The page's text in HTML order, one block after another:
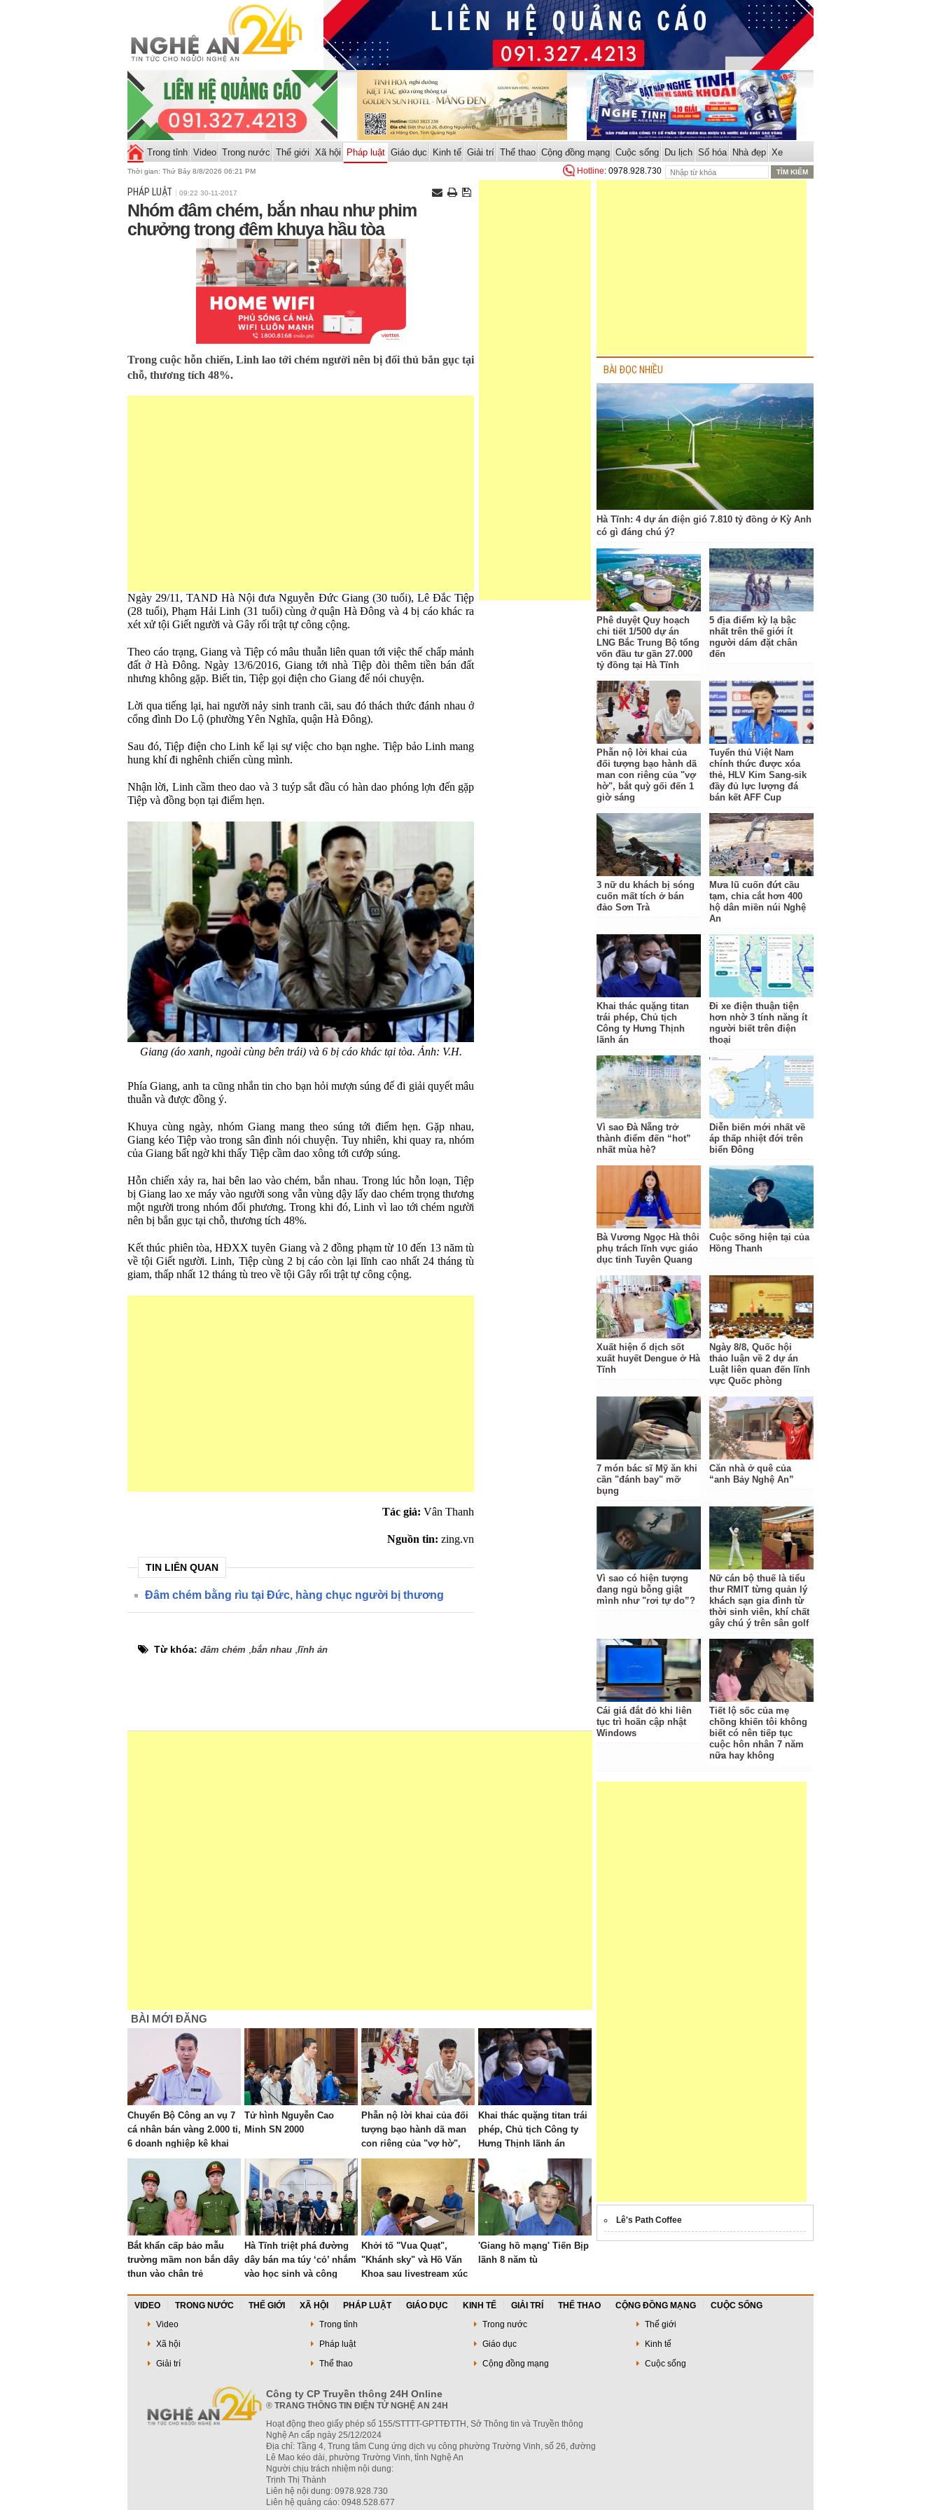
Trong tỉnh Video Trong nước Thế giới Xã hội Pháp luật Giáo dục Kinh tế Giải trí Thể thao Cộng đồng mạng Cuộc sống Du lịch Số hóa Nhà đẹp Xe
Thời gian: Thứ Bảy 8/8/2026 06:21 PM Hotline: 0978.928.730
PHÁP LUẬT 09:22 30-11-2017
Nhóm đâm chém, bắn nhau như phim
chưởng trong đêm khuya hầu tòa
Trong cuộc hỗn chiến, Linh lao tới chém người nên bị đối thủ bắn gục tại
chỗ, thương tích 48%.
Ngày 29/11, TAND Hà Nội đưa Nguyễn Đức Giang (30 tuổi), Lê Đắc Tiệp
(28 tuổi), Phạm Hải Linh (31 tuổi) cùng ở quận Hà Đông và 4 bị cáo khác ra
xét xử tội Giết người và Gây rối trật tự công cộng.
Theo cáo trạng, Giang và Tiệp có mâu thuẫn liên quan tới việc thế chấp mảnh
đất ở Hà Đông. Ngày 13/6/2016, Giang tới nhà Tiệp đòi thêm tiền bán đất
nhưng không gặp. Biết tin, Tiệp gọi điện cho Giang để nói chuyện.
Lời qua tiếng lại, hai người nảy sinh tranh cãi, sau đó thách thức đánh nhau ở
cổng đình Do Lộ (phường Yên Nghĩa, quận Hà Đông).
Sau đó, Tiệp điện cho Linh kể lại sự việc cho bạn nghe. Tiệp bảo Linh mang
hung khí đi nghênh chiến cùng mình.
Nhận lời, Linh cầm theo dao và 3 tuýp sắt đầu có hàn dao phóng lợn đến gặp
Tiệp và đồng bọn tại điểm hẹn.
Giang (áo xanh, ngoài cùng bên trái) và 6 bị cáo khác tại tòa. Ảnh: V.H.
Phía Giang, anh ta cũng nhắn tin cho bạn hỏi mượn súng để đi giải quyết mâu
thuẫn và được đồng ý.
Khuya cùng ngày, nhóm Giang mang theo súng tới điểm hẹn. Gặp nhau,
Giang kéo Tiệp vào trong sân đình nói chuyện. Tuy nhiên, khi quay ra, nhóm
của Giang bất ngờ khi thấy Tiệp cầm dao xông tới cướp súng.
Hỗn chiến xảy ra, hai bên lao vào chém, bắn nhau. Trong lúc hỗn loạn, Tiệp
bị Giang lao xe máy vào người song vẫn vùng dậy lấy dao chém trọng thương
một người trong nhóm đối phương. Trong khi đó, Linh vì lao tới chém người
nên bị bắn gục tại chỗ, thương tích 48%.
Kết thúc phiên tòa, HĐXX tuyên Giang và 2 đồng phạm từ 10 đến 13 năm tù
về tội Giết người. Linh, Tiệp cùng 2 bị cáo còn lại lĩnh cao nhất 24 tháng tù
giam, thấp nhất 12 tháng tù treo về tội Gây rối trật tự công cộng.
Tác giả: Vân Thanh
Nguồn tin: zing.vn
TIN LIÊN QUAN
Đâm chém bằng rìu tại Đức, hàng chục người bị thương
Từ khóa: đâm chém bắn nhau lĩnh án
BÀI MỚI ĐĂNG
Chuyển Bộ Công an vụ 7
cá nhân bán vàng 2.000 tỉ,
6 doanh nghiệp kê khai
sai thuế
Tử hình Nguyễn Cao
Minh SN 2000
Phẫn nộ lời khai của đối
tượng bạo hành dã man
con riêng của "vợ hờ",
bắt quỳ gối đến 1 giờ
Khai thác quặng titan trái
phép, Chủ tịch Công ty
Hưng Thịnh lãnh án
Bắt khẩn cấp bảo mẫu
trường mầm non bắn dây
thun vào chân trẻ
Hà Tĩnh triệt phá đường
dây bán ma túy ‘cỏ’ nhắm
vào học sinh và công
Khởi tố "Vua Quạt",
"Khánh sky" và Hồ Văn
Khoa sau livestream xúc
'Giang hồ mạng' Tiến Bịp
lãnh 8 năm tù
BÀI ĐỌC NHIỀU
Hà Tĩnh: 4 dự án điện gió 7.810 tỷ đồng ở Kỳ Anh
có gì đáng chú ý?
Phê duyệt Quy hoạch
chi tiết 1/500 dự án
LNG Bắc Trung Bộ tổng
vốn đầu tư gần 27.000
tỷ đồng tại Hà Tĩnh
5 địa điểm kỳ lạ bậc
nhất trên thế giới ít
người dám đặt chân
đến
Phẫn nộ lời khai của
đối tượng bạo hành dã
man con riêng của "vợ
hờ", bắt quỳ gối đến 1
giờ sáng
Tuyển thủ Việt Nam
chính thức được xóa
thẻ, HLV Kim Sang-sik
đầy đủ lực lượng đá
bán kết AFF Cup
3 nữ du khách bị sóng
cuốn mất tích ở bán
đảo Sơn Trà
Mưa lũ cuốn đứt cầu
tạm, chia cắt hơn 400
hộ dân miền núi Nghệ
An
Khai thác quặng titan
trái phép, Chủ tịch
Công ty Hưng Thịnh
lãnh án
Đi xe điện thuận tiện
hơn nhờ 3 tính năng ít
người biết trên điện
thoại
Vì sao Đà Nẵng trở
thành điểm đến “hot”
nhất mùa hè?
Diễn biến mới nhất về
áp thấp nhiệt đới trên
biển Đông
Bà Vương Ngọc Hà thôi
phụ trách lĩnh vực giáo
dục tỉnh Tuyên Quang
Cuộc sống hiện tại của
Hồng Thanh
Xuất hiện ổ dịch sốt
xuất huyết Dengue ở Hà
Tĩnh
Ngày 8/8, Quốc hội
thảo luận về 2 dự án
Luật liên quan đến lĩnh
vực Quốc phòng
7 món bác sĩ Mỹ ăn khi
cần "đánh bay" mỡ
bụng
Căn nhà ở quê của
“anh Bảy Nghệ An”
Vì sao có hiện tượng
đang ngủ bỗng giật
mình như "rơi tự do”?
Nữ cán bộ thuế là tiểu
thư RMIT từng quản lý
khách sạn gia đình từ
thời sinh viên, khí chất
gây chú ý trên sân golf
Cái giá đắt đỏ khi liên
tục trì hoãn cập nhật
Windows
Tiết lộ sốc của mẹ
chồng khiến tôi không
biết có nên tiếp tục
cuộc hôn nhân 7 năm
nữa hay không
Lê's Path Coffee
VIDEO TRONG NƯỚC THẾ GIỚI XÃ HỘI PHÁP LUẬT GIÁO DỤC KINH TẾ GIẢI TRÍ THỂ THAO CỘNG ĐỒNG MẠNG
CUỘC SỐNG
Video
Trong tỉnh Trong nước
Thế giới
Xã hội
Pháp luật Giáo dục
Kinh tế
Giải trí
Thể thao Cộng đồng mạng Cuộc sống
Công ty CP Truyền thông 24H Online
® TRANG THÔNG TIN ĐIỆN TỬ NGHỆ AN 24H
Hoạt động theo giấy phép số 155/STTTT-GPTTĐTTH, Sở Thông tin và Truyền thông
Nghệ An cấp ngày 25/12/2024
Địa chỉ: Tầng 4, Trung tâm Cung ứng dịch vụ công phường Trường Vinh, số 26, đường
Lê Mao kéo dài, phường Trường Vinh, tỉnh Nghệ An
Người chịu trách nhiệm nội dung:
Trịnh Thị Thành
Liên hệ nội dung: 0978.928.730
Liên hệ quảng cáo: 0948.528.677